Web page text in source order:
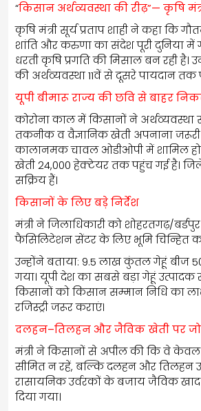
“किसान अर्थव्यवस्था की रीढ़”— कृषि
कृषि मंत्री सूर्य प्रताप शाही ने कहा कि
शांति और करुणा का संदेश पूरी दुनिया
धरती कृषि प्रगति की मिसाल बन रही है।
की अर्थव्यवस्था 11वें से दूसरे पायदान तक
यूपी बीमारू राज्य की छवि से बाहर
कोरोना काल में किसानों ने अर्थव्यवस्था
तकनीक व वैज्ञानिक खेती अपनाना
कालानमक चावल ओडीओपी में शामिल
खेती 24,000 हेक्टेयर तक पहुंच गई है।
सक्रिय हैं।
किसानों के लिए बड़े निर्देश
मंत्री ने जिलाधिकारी को शोहरतगढ़/
फैसिलिटेशन सेंटर के लिए भूमि चिन्हित
उन्होंने बताया: 9.5 लाख कुंतल गेहूं बीज
गया। यूपी देश का सबसे बड़ा गेहूं उत्पादक
किसानों को किसान सम्मान निधि का
रजिस्ट्री जरूर कराएं।
दलहन–तिलहन और जैविक खेती पर
मंत्री ने किसानों से अपील की कि वे
सीमित न रहें, बल्कि दलहन और तिलहन
रासायनिक उर्वरकों के बजाय जैविक
दिया गया।